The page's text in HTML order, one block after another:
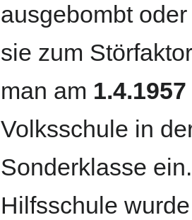
ausgebombt
sie zum
man am 1.4.1957
Volksschule in
Sonderklasse
Hilfsschule